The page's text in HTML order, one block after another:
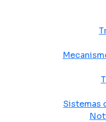
Sistemas